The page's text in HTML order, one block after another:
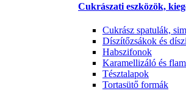
Cukrászati eszközök,
Cukrász spatulák,
Díszítőzsákok és
Habszifonok
Karamellizáló és
Tésztalapok
Tortasütő formák